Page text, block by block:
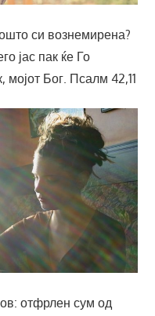
си вознемирена?
јас пак ќе Го
Бог. Псалм 42,11
отфрлен сум од